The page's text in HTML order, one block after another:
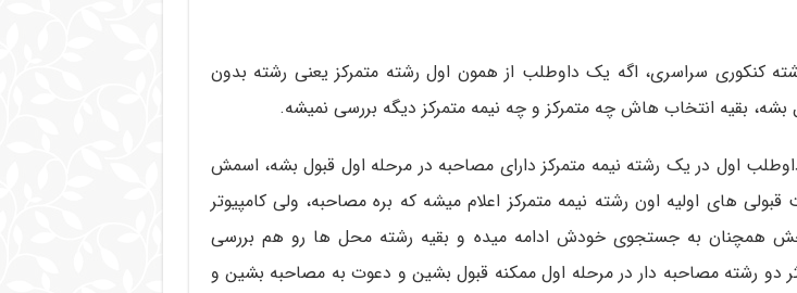
کنکوری سراسری، اگه یک داوطلب از همون اول رشته متمرکز یعنی رشته بدون
بشه، بقیه انتخاب هاش چه متمرکز و چه نیمه متمرکز دیگه بررسی نمیشه.
اول در یک رشته نیمه متمرکز دارای مصاحبه در مرحله اول قبول بشه، اسمش
های اولیه اون رشته نیمه متمرکز اعلام میشه که بره مصاحبه، ولی کامپیوتر
همچنان به جستجوی خودش ادامه میده و بقیه رشته محل ها رو هم بررسی
دو رشته مصاحبه دار در مرحله اول ممکنه قبول بشین و دعوت به مصاحبه بشین و